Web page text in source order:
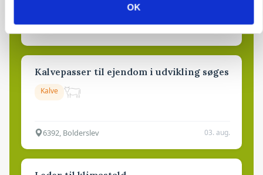
OK
Kalvepasser til ejendom i udvikling søges
Kalve
6392, Bolderslev 03. aug.